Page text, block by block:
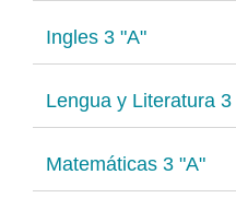
Ingles 3 "A"
Lengua y Literatura 3
Matemáticas 3 "A"